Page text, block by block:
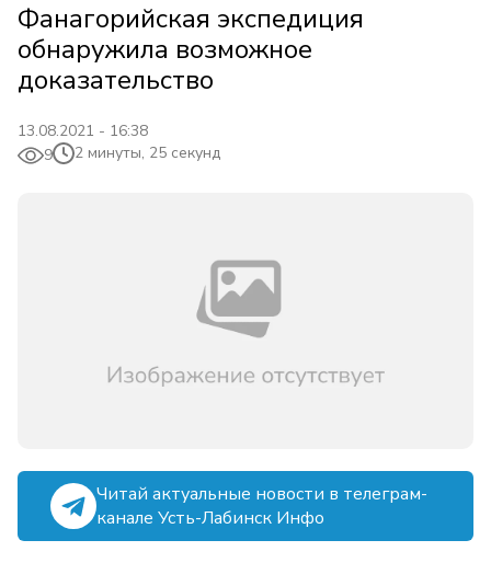
Фанагорийская экспедиция
обнаружила возможное
доказательство
13.08.2021 - 16:38
9
2 минуты, 25 секунд
Читай актуальные новости в телеграм-
канале Усть-Лабинск Инфо